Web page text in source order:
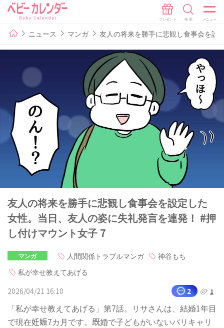
ニュース マンガ 友人の将来を勝手に悲観し食事会を設
友人の将来を勝手に悲観し食事会を設定した
女性。当日、友人の姿に失礼発言を連発！ #押
し付けマウント女子 7
マンガ 人間関係トラブルマンガ
神谷もち
私が幸せ教えてあげる
2026/04/21 16:10
2 1
「私が幸せ教えてあげる」第7話。リサさんは、結婚1年目
で現在妊娠7カ月です。既婚で子どもがいないバリキャリ